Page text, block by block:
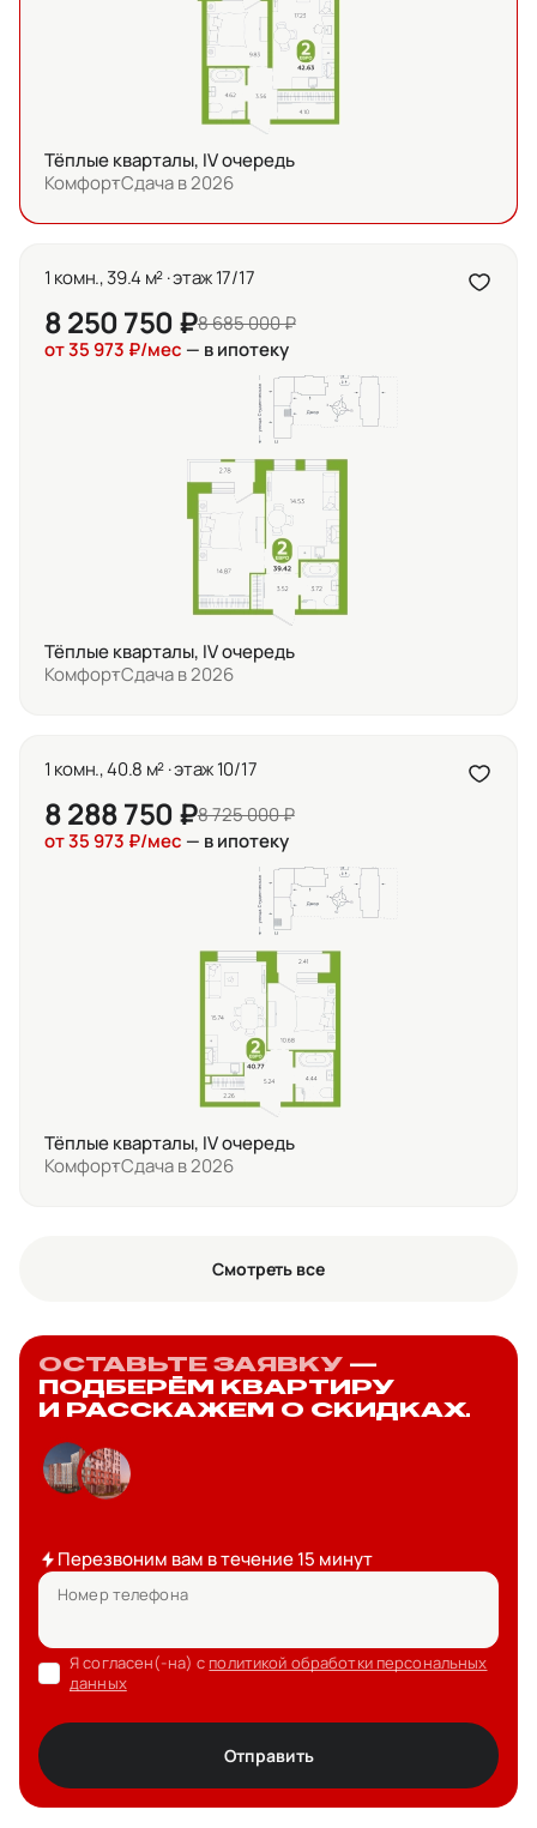
Тёплые кварталы, IV очередь
КомфортСдача в 2026
1 комн., 39.4 м² · этаж 17/17
8 250 750 ₽8 685 000 ₽
от 35 973 ₽/мес — в ипотеку
Тёплые кварталы, IV очередь
КомфортСдача в 2026
1 комн., 40.8 м² · этаж 10/17
8 288 750 ₽8 725 000 ₽
от 35 973 ₽/мес — в ипотеку
Тёплые кварталы, IV очередь
КомфортСдача в 2026
Смотреть все
ОСТАВЬТЕ ЗАЯВКУ —
ПОДБЕРЁМ КВАРТИРУ
И РАССКАЖЕМ О СКИДКАХ.
Перезвоним вам в течение 15 минут
Номер телефона
Я согласен(-на) с политикой обработки персональных
данных
Отправить